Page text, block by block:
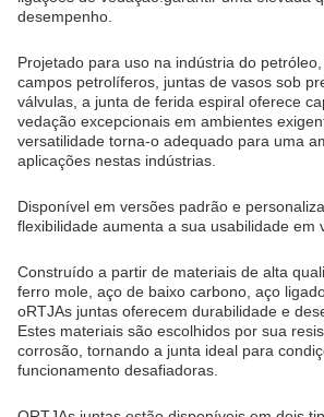
desempenho.
Projetado para uso na indústria do
campos petrolíferos, juntas de vasos sob
válvulas, a junta de ferida espiral oferece
vedação excepcionais em ambientes
versatilidade torna-o adequado para uma
aplicações nestas indústrias.
Disponível em versões padrão e
flexibilidade aumenta a sua usabilidade em
Construído a partir de materiais de alta
ferro mole, aço de baixo carbono, aço
oRTJAs juntas oferecem durabilidade e
Estes materiais são escolhidos por sua
corrosão, tornando a junta ideal para
funcionamento desafiadoras.